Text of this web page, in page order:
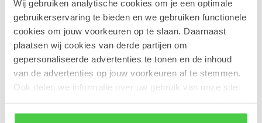
Wij gebruiken analytische cookies om je een optimale
gebruikerservaring te bieden en we gebruiken functionele
cookies om jouw voorkeuren op te slaan. Daarnaast
plaatsen wij cookies van derde partijen om
gepersonaliseerde advertenties te tonen en de inhoud
van de advertenties op jouw voorkeuren af te stemmen.
Ook delen we informatie over uw gebruik van onze site
rekening mee dat als je bepaalde cookies blokkeert, het
Zonnige dagen, verfrissende (ijs)pralines!
17-04-2026
Onze favoriete pralines voor de lente.
10-04-2026